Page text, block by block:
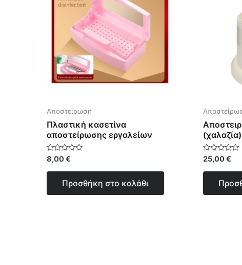
Αποστείρωση
Πλαστική κασετίνα
αποστείρωσης εργαλείων
Βαθμολογήθηκε
με
0
8,00€
Προσθήκη στο καλάθι
0
25,00€